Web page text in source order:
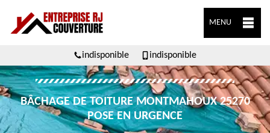
MENU
indisponible indisponible
BÂCHAGE DE TOITURE MONTMAHOUX 25270
POSE EN URGENCE